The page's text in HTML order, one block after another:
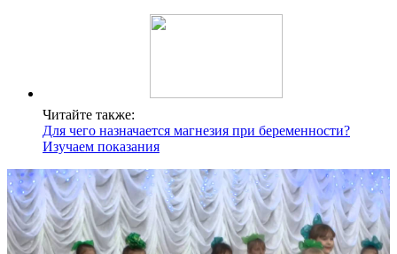
Читайте также:
Для чего назначается магнезия при беременности?
Изучаем показания